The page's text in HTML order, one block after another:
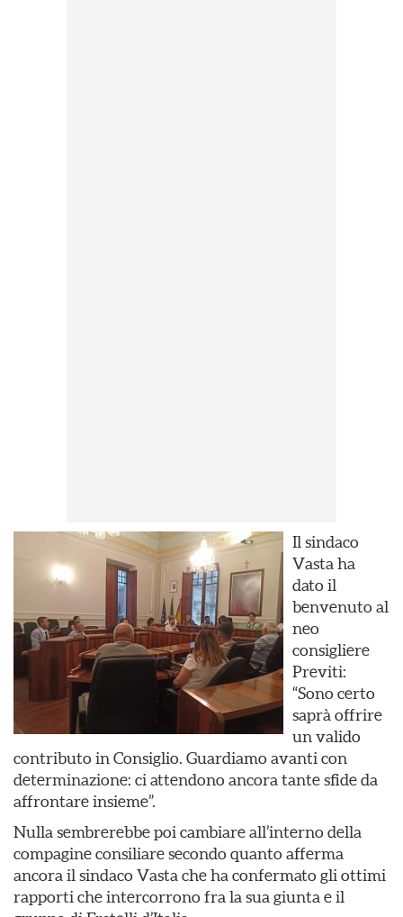
Il sindaco
Vasta ha
dato il
benvenuto al
neo
consigliere
Previti:
“Sono certo
saprà offrire
un valido
contributo in Consiglio. Guardiamo avanti con
determinazione: ci attendono ancora tante sfide da
affrontare insieme”.
Nulla sembrerebbe poi cambiare all’interno della
compagine consiliare secondo quanto afferma
ancora il sindaco Vasta che ha confermato gli ottimi
rapporti che intercorrono fra la sua giunta e il